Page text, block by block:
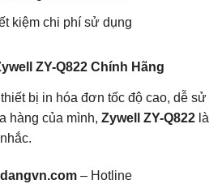
kiệm chi phí sử dụng
ZY-Q822 Chính Hãng
bị in hóa đơn tốc độ cao, dễ sử
hàng của mình, Zywell ZY-Q822 là
– Hotline